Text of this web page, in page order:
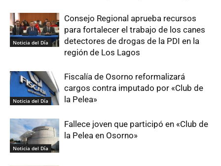
Noticia del Día
Consejo Regional aprueba recursos
para fortalecer el trabajo de los canes
detectores de drogas de la PDI en la
región de Los Lagos
Noticia del Día
Fiscalía de Osorno reformalizará
cargos contra imputado por «Club de
la Pelea»
Noticia del Día
Fallece joven que participó en «Club de
la Pelea en Osorno»